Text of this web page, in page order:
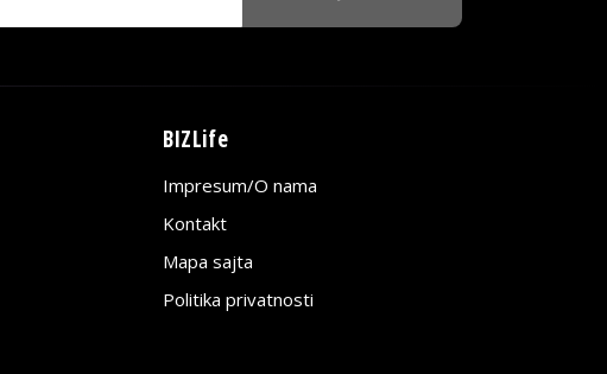
BIZLife
Impresum/O nama
Kontakt
Mapa sajta
Politika privatnosti